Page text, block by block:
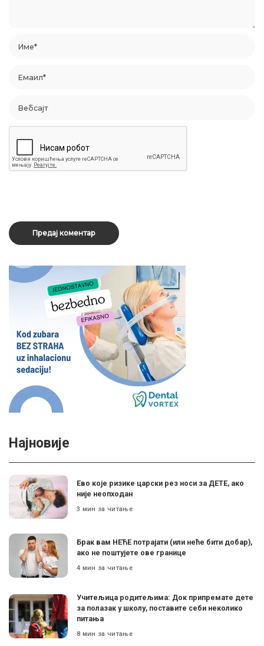
Најновије
Ево које ризике царски рез носи за ДЕТЕ, ако
није неопходан
3 мин за читање
Брак вам НЕЋЕ потрајати (или неће бити добар),
ако не поштујете ове границе
4 мин за читање
Учитељица родитељима: Док припремате дете
за полазак у школу, поставите себи неколико
питања
8 мин за читање